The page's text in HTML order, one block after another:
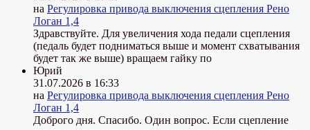
на Регулировка привода выключения сцепления Рено
Логан 1,4
Здравствуйте. Для увеличения хода педали сцепления
(педаль будет подниматься выше и момент схватывания
будет так же выше) вращаем гайку по
Юрий
31.07.2026 в 16:33
на Регулировка привода выключения сцепления Рено
Логан 1,4
Доброго дня. Спасибо. Один вопрос. Если сцепление